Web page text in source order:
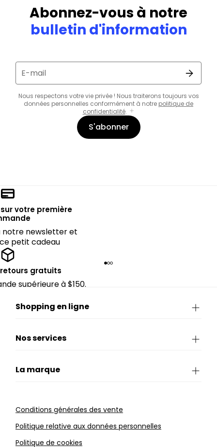
Abonnez-vous à notre
bulletin d'information
E-mail
Nous respectons votre vie privée ! Nous traiterons toujours vos
données personnelles conformément à notre politique de
confidentialité.
S'abonner
votre première
notre newsletter et
petit cadeau
gratuits
supérieure à $150.
Shopping en ligne
Nos services
La marque
Conditions générales des vente
Politique relative aux données personnelles
Politique de cookies